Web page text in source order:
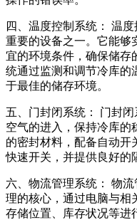
四、温度控制系统： 温
重要的设备之一。它能够
宜的环境条件，确保储存
统通过监测和调节冷库的
于最佳的储存环境。
五、门封闭系统： 门封
空气的进入，保持冷库的
的密封材料，配备自动开
快速开关，并提供良好的
六、物流管理系统： 物
理的核心，通过电脑与相
存储位置、库存状况等进